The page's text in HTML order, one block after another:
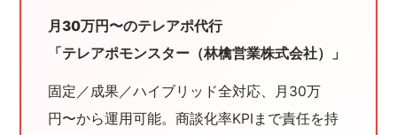
月30万円〜のテレアポ代行
「テレアポモンスター（林檎営業株式会社）」
固定／成果／ハイブリッド全対応、月30万
円〜から運用可能。商談化率KPIまで責任を持